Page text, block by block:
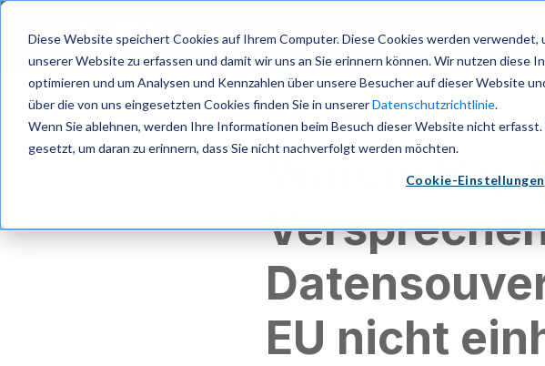
Diese Website speichert Cookies auf Ihrem Computer. Diese Cookies werden
unserer Website zu erfassen und damit wir uns an Sie erinnern können. Wir nutzen diese
optimieren und um Analysen und Kennzahlen über unsere Besucher auf dieser Website
über die von uns eingesetzten Cookies finden Sie in unsererDatenschutzrichtlinie.
Wenn Sie ablehnen, werden Ihre Informationen beim Besuch dieser Website nicht
gesetzt, um daran zu erinnern, dass Sie nicht nachverfolgt werden möchten.
Cookie-Einstellungen
S
o
Produkt Lösungen
Warum Big
EU nicht